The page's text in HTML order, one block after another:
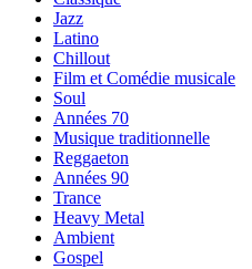
Jazz
Latino
Chillout
Film et Comédie musicale
Soul
Années 70
Musique traditionnelle
Reggaeton
Années 90
Trance
Heavy Metal
Ambient
Gospel